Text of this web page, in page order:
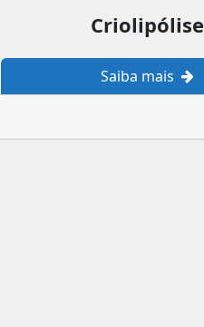
Criolipólise
Saiba mais